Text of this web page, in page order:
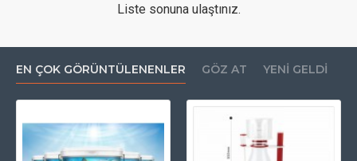
Liste sonuna ulaştınız.
EN ÇOK GÖRÜNTÜLENENLER GÖZ AT YENI GELDI